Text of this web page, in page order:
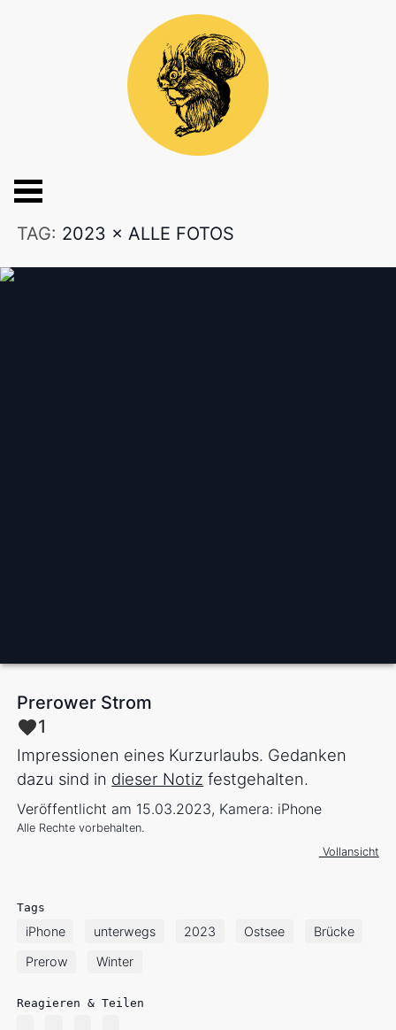
TAG: 2023 × ALLE FOTOS
Prerower Strom
1
Impressionen eines Kurzurlaubs. Gedanken
dazu sind in dieser Notiz festgehalten.
Veröffentlicht am 15.03.2023, Kamera: iPhone
Alle Rechte vorbehalten.
Vollansicht
Tags
iPhone unterwegs 2023 Ostsee Brücke
Prerow Winter
Reagieren & Teilen